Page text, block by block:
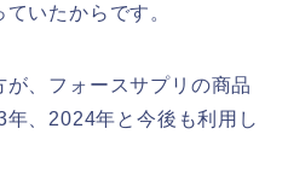
いたからです。
、フォースサプリの商品
、2024年と今後も利用し